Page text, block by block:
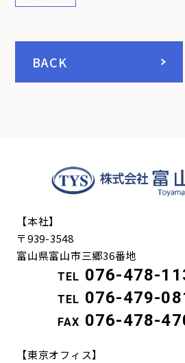
BACK
【本社】
〒939-3548
富山県富山市三郷36番地
TEL 076-478-
TEL 076-479-
FAX 076-478-
【東京オフィス】